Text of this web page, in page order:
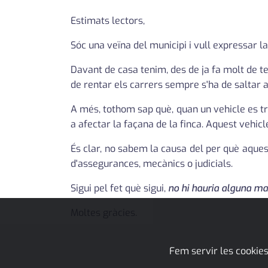
Estimats lectors,
Sóc una veïna del municipi i vull expressar
Davant de casa tenim, des de ja fa molt de
de rentar els carrers sempre s'ha de saltar
A més, tothom sap què, quan un vehicle
a afectar la façana de la finca. Aquest
És clar, no sabem la causa del per què
d'assegurances, mecànics o judicials.
Sigui pel fet què sigui, no hi hauria alguna
Fem servir les